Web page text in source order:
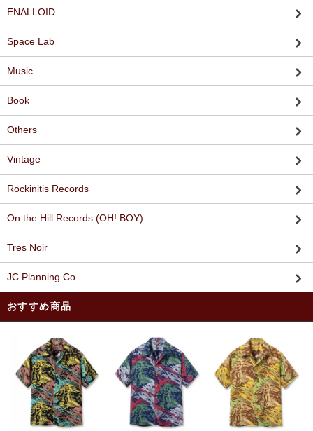
ENALLOID
Space Lab
Music
Book
Others
Vintage
Rockinitis Records
On the Hill Records (OH! BOY)
Tres Noir
JC Planning Co.
おすすめ商品